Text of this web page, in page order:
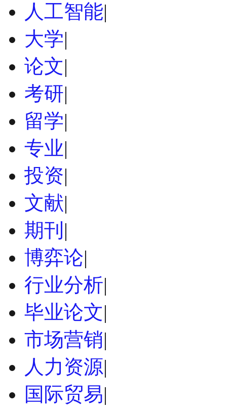
人工智能|
大学|
论文|
考研|
留学|
专业|
投资|
文献|
期刊 |
博弈论|
行业分析|
毕业论文|
市场营销|
人力资源|
国际贸易|